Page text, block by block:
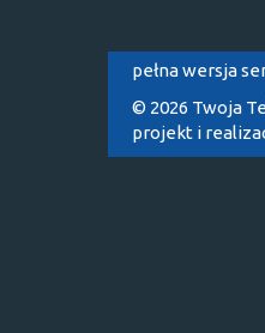
pełna wersja
© 2026 Twoja
projekt i